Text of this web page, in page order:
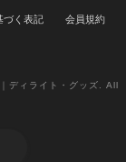
づく表記 会員規約
ディライト・グッズ. All